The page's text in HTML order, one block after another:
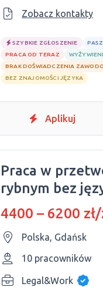
Zobacz kontakty
SZYBKIE ZGŁOSZENIE
PRACA OD TERAZ
BRAK DOŚWIADCZENIA
BEZ ZNAJOMOŚCI JĘZYKA
Aplikuj
Praca w
rybnym bez
4400 – 6200
Polska, Gdańsk
10 pracowników
Legal&Work